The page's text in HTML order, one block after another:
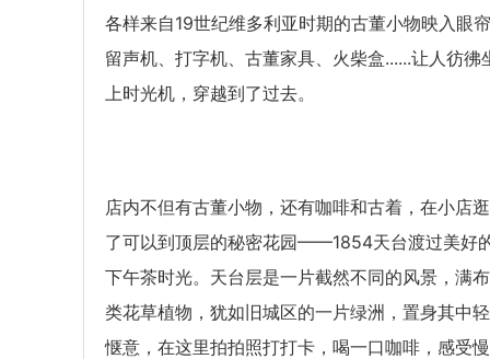
各样来自19世纪维多利亚时期的古董小物映入眼
留声机、打字机、古董家具、火柴盒......让人彷彿
上时光机，穿越到了过去。
店内不但有古董小物，还有咖啡和古着，在小店
了可以到顶层的秘密花园——1854天台渡过美好
下午茶时光。天台层是一片截然不同的风景，满
类花草植物，犹如旧城区的一片绿洲，置身其中
惬意，在这里拍拍照打打卡，喝一口咖啡，感受